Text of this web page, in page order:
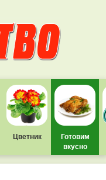
Цветник
Готовим
вкусно